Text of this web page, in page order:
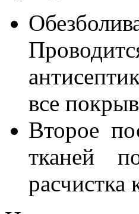
все
Второе
тканей